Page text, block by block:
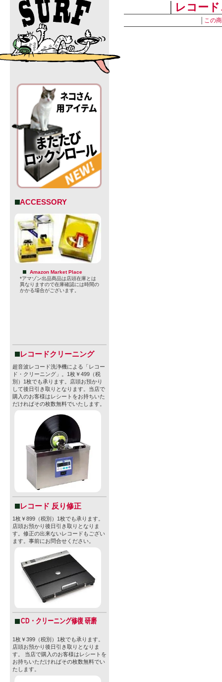
ACCESSORY
Amazon Market Place
*アマゾン出品商品は店頭在庫とは
異なりますので在庫確認には時間の
かかる場合がございます。
レコードクリーニング
超音波レコード洗浄機による「レコー
ド・クリーニング」。1枚￥499（税
別）1枚でも承ります。店頭お預かり
して後日引き取りとなります。当店で
購入のお客様はレシートをお持ちいた
だければその枚数無料でいたします。
レコード 反り修正
1枚￥899（税別）1枚でも承ります。
店頭お預かり後日引き取りとなりま
す。修正の出来ないレコードもござい
ます。事前にお問合せください。
CD・クリーニング修復 研磨
1枚￥399（税別）1枚でも承ります。
店頭お預かり後日引き取りとなりま
す。 当店で購入のお客様はレシートを
お持ちいただければその枚数無料でい
たします。
レコー
この